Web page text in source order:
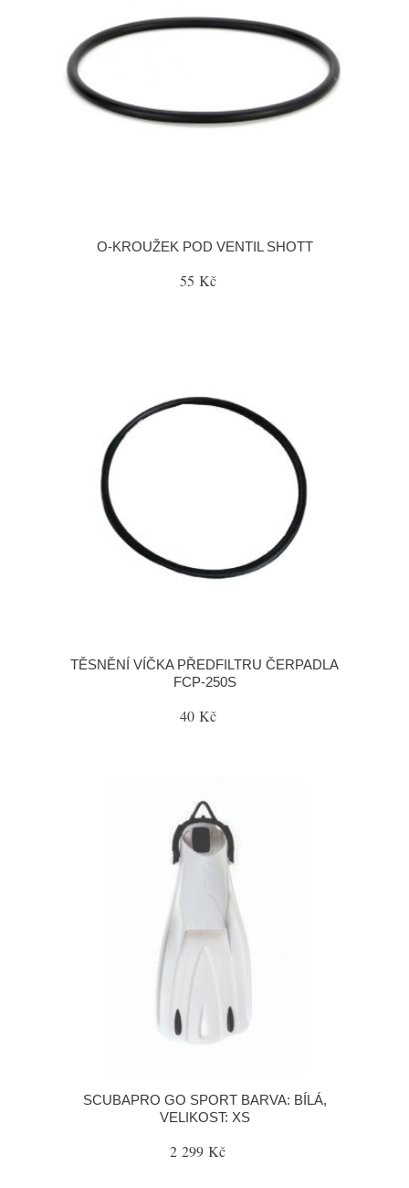
O-KROUŽEK POD VENTIL SHOTT
55 Kč
TĚSNĚNÍ VÍČKA PŘEDFILTRU ČERPADLA
FCP-250S
40 Kč
SCUBAPRO GO SPORT BARVA: BÍLÁ,
VELIKOST: XS
2 299 Kč